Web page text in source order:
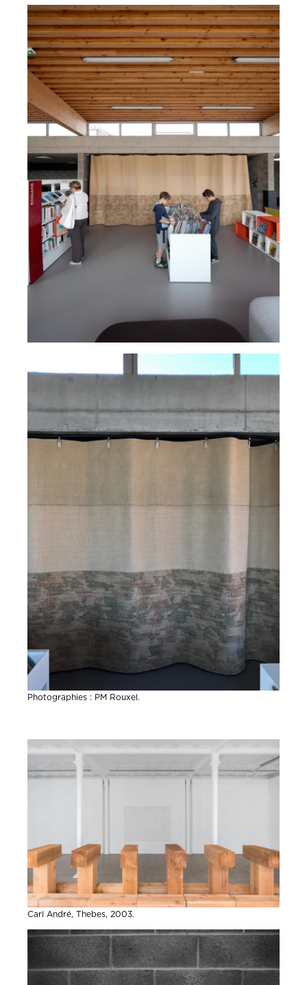
Carl André, Thebes, 2003.
Photographies : PM Rouxel.